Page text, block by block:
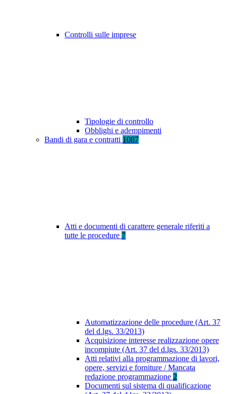
Controlli sulle imprese
Tipologie di controllo
Obblighi e adempimenti
Bandi di gara e contratti 1087
Atti e documenti di carattere generale riferiti a
tutte le procedure 7
Automatizzazione delle procedure (Art. 37
del d.lgs. 33/2013)
Acquisizione interesse realizzazione opere
incompiute (Art. 37 del d.lgs. 33/2013)
Atti relativi alla programmazione di lavori,
opere, servizi e forniture / Mancata
redazione programmazione 2
Documenti sul sistema di qualificazione